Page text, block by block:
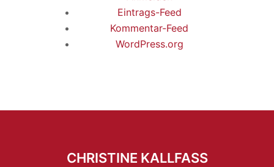
Eintrags-Feed
Kommentar-Feed
WordPress.org
CHRISTINE KALLFASS